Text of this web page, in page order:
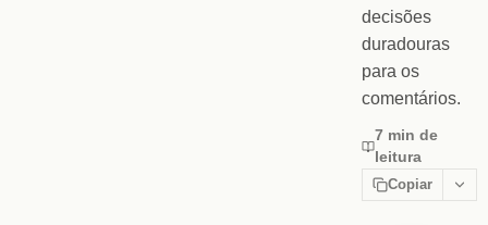
decisões
duradouras
para os
comentários.
7 min de
leitura
Copiar